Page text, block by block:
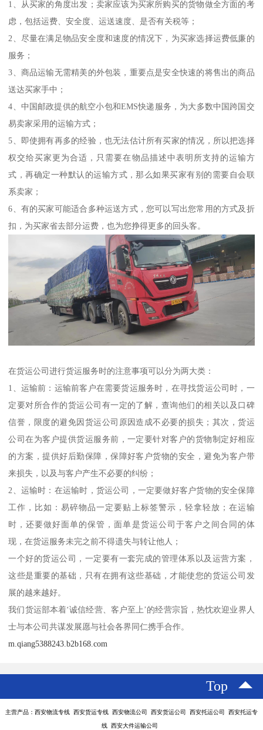
1、从买家的角度出发；卖家应该为买家所购买的货物做全方面的考
虑，包括运费、安全度、运送速度、是否有关税等；
2、尽量在满足物品安全度和速度的情况下，为买家选择运费低廉的
服务；
3、商品运输无需精美的外包装，重要点是安全快速的将售出的商品
送达买家手中；
4、中国邮政提供的航空小包和EMS快递服务，为大多数中国跨国交
易卖家采用的运输方式；
5、即使拥有再多的经验，也无法估计所有买家的情况，所以把选择
权交给买家更为合适，只需要在物品描述中表明所支持的运输方
式，再确定一种默认的运输方式，那么如果买家有别的需要自会联
系卖家；
6、有的买家可能适合多种运送方式，您可以写出您常用的方式及折
扣，为买家省去部分运费，也为您挣得更多的回头客。
在货运公司进行货运服务时的注意事项可以分为两大类：
1、运输前：运输前客户在需要货运服务时，在寻找货运公司时，一
定要对所合作的货运公司有一定的了解，查询他们的相关以及口碑
信誉，限度的避免因货运公司原因造成不必要的损失；其次，货运
公司在为客户提供货运服务前，一定要针对客户的货物制定好相应
的方案，提供好后勤保障，保障好客户货物的安全，避免为客户带
来损失，以及与客户产生不必要的纠纷；
2、运输时：在运输时，货运公司，一定要做好客户货物的安全保障
工作，比如：易碎物品一定要贴上标签警示，轻拿轻放；在运输
时，还要做好面单的保管，面单是货运公司于客户之间合同的体
现，在货运服务未完之前不得遗失与转让他人；
一个好的货运公司，一定要有一套完成的管理体系以及运营方案，
这些是重要的基础，只有在拥有这些基础，才能使您的货运公司发
展的越来越好。
我们货运部本着‘诚信经营、客户至上’的经营宗旨，热忱欢迎业界人
士与本公司共谋发展愿与社会各界同仁携手合作。
m.qiang5388243.b2b168.com
Top
主营产品：西安物流专线 西安货运专线 西安物流公司 西安货运公司 西安托运公司 西安托运专
线 西安大件运输公司